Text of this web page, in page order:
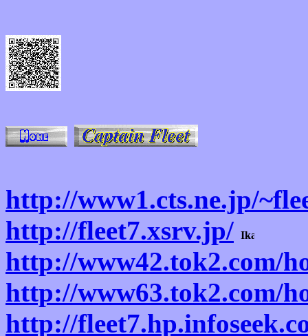
http://www1.cts.ne.jp/
http://fleet7.xsrv.jp/
http://www42.tok2.com/
http://www63.tok2.com/
http://